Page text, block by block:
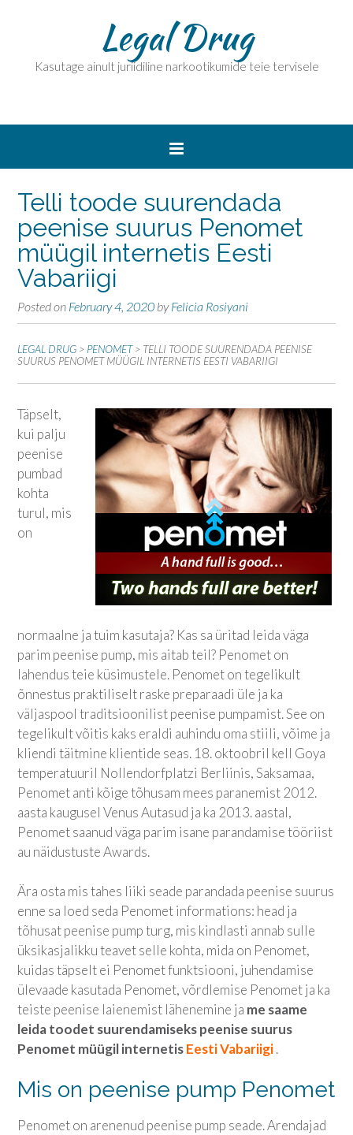
Legal Drug
Kasutage ainult juriidiline narkootikumide teie tervisele
Telli toode suurendada
peenise suurus Penomet
müügil internetis Eesti
Vabariigi
Posted on February 4, 2020 byFelicia Rosiyani
LEGAL DRUG > PENOMET > TELLI TOODE SUURENDADA PEENISE
SUURUS PENOMET MÜÜGIL INTERNETIS EESTI VABARIIGI
Täpselt,
kui palju
peenise
pumbad
kohta
turul, mis
on
normaalne ja tuim kasutaja? Kas sa üritad leida väga
parim peenise pump, mis aitab teil? Penomet on
lahendus teie küsimustele. Penomet on tegelikult
õnnestus praktiliselt raske preparaadi üle ja ka
väljaspool traditsioonilist peenise pumpamist. See on
tegelikult võitis kaks eraldi auhindu oma stiili, võime ja
kliendi täitmine klientide seas. 18. oktoobril kell Goya
temperatuuril Nollendorfplatzi Berliinis, Saksamaa,
Penomet anti kõige tõhusam mees paranemist 2012.
aasta kaugusel Venus Autasud ja ka 2013. aastal,
Penomet saanud väga parim isane parandamise tööriist
au näidustuste Awards.
Ära osta mis tahes liiki seade parandada peenise suurus
enne sa loed seda Penomet informations: head ja
tõhusat peenise pump turg, mis kindlasti annab sulle
üksikasjalikku teavet selle kohta, mida on Penomet,
kuidas täpselt ei Penomet funktsiooni, juhendamise
ülevaade kasutada Penomet, võrdlemise Penomet ja ka
teiste peenise laienemist lähenemine ja me saame
leida toodet suurendamiseks peenise suurus
Penomet müügil internetisEesti Vabariigi.
Mis on peenise pump Penomet
Penomet on arenenud peenise pump seade. Arendajad